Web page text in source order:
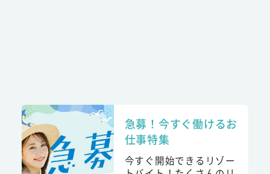
急募！今すぐ働けるお
仕事特集
今すぐ開始できるリゾー